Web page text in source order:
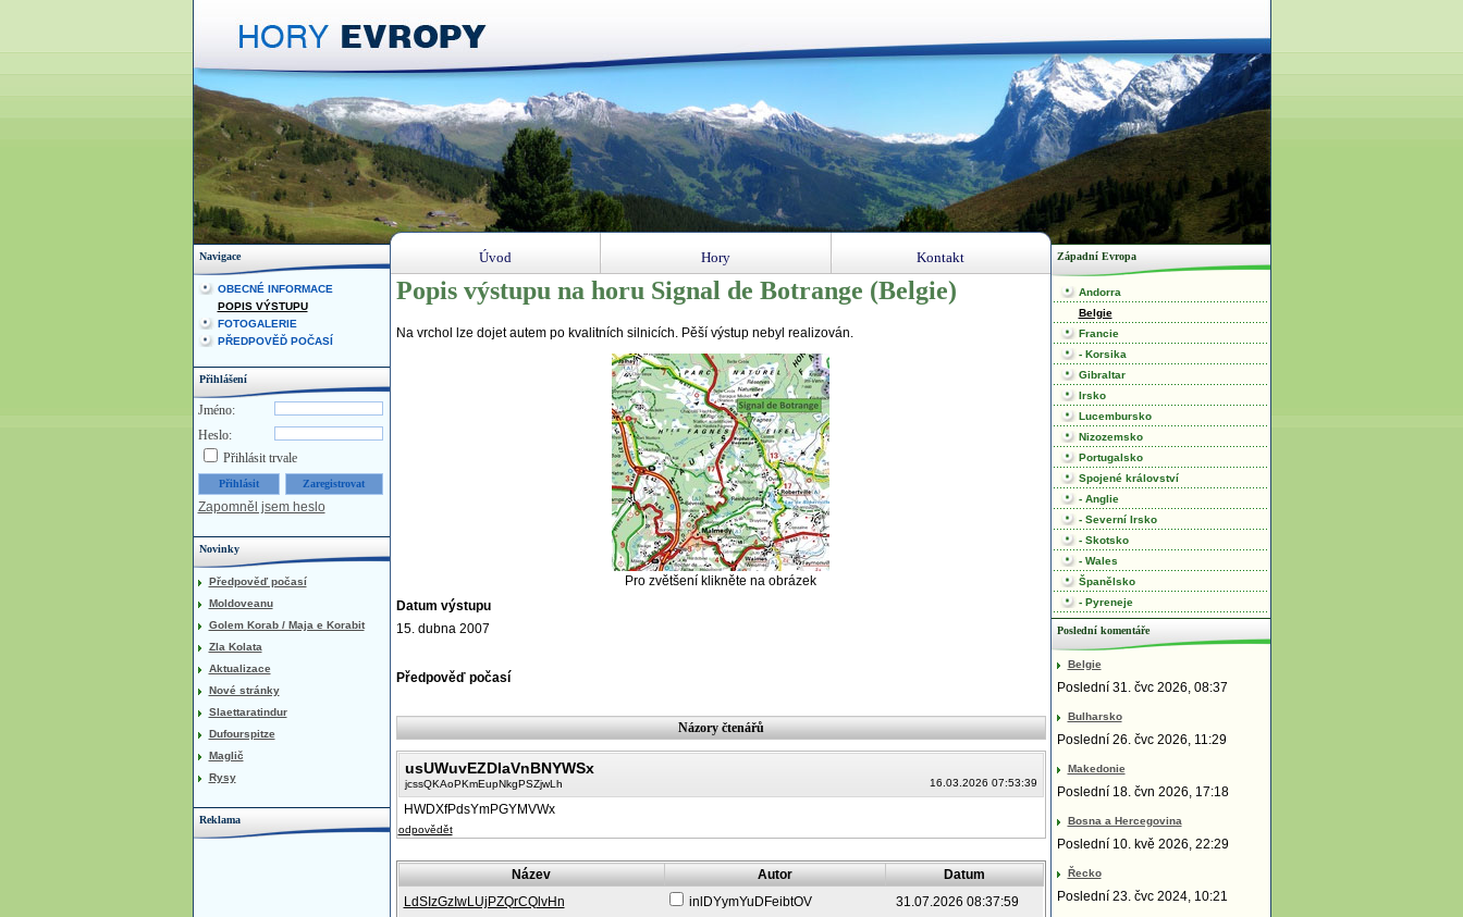
Popis výstupu na horu Signal de Botrange (Belgie)
Na vrchol lze dojet autem po kvalitních silnicích. Pěší výstup nebyl realizován.
Pro zvětšení klikněte na obrázek
Datum výstupu
15. dubna 2007
Předpověď počasí
Názory čtenářů
usUWuvEZDIaVnBNYWSx
16.03.2026 07:53:39
jcssQKAoPKmEupNkgPSZjwLh
HWDXfPdsYmPGYMVWx
odpovědět
Název Autor
Datum
LdSIzGzIwLUjPZQrCQlvHn
inlDYymYuDFeibtOV
31.07.2026 08:37:59
Navigace
OBECNÉ INFORMACE
POPIS VÝSTUPU
FOTOGALERIE
PŘEDPOVĚĎ POČASÍ
Přihlášení
Jméno:
Heslo:
Přihlásit trvale
Zapomněl jsem heslo
Novinky
Předpověď počasí
Moldoveanu
Golem Korab / Maja e Korabit
Zla Kolata
Aktualizace
Nové stránky
Slaettaratindur
Dufourspitze
Maglič
Rysy
Reklama
Západní Evropa
Andorra
Belgie
Francie
- Korsika
Gibraltar
Irsko
Lucembursko
Nizozemsko
Portugalsko
Spojené království
- Anglie
- Severní Irsko
- Skotsko
- Wales
Španělsko
- Pyreneje
Poslední komentáře
Belgie
Poslední 31. čvc 2026, 08:37
Bulharsko
Poslední 26. čvc 2026, 11:29
Makedonie
Poslední 18. čvn 2026, 17:18
Bosna a Hercegovina
Poslední 10. kvě 2026, 22:29
Řecko
Poslední 23. čvc 2024, 10:21
Úvod Hory Kontakt